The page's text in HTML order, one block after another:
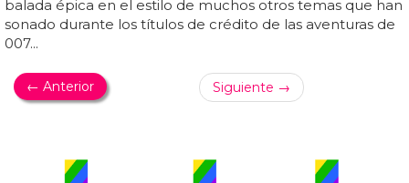
balada épica en el estilo de muchos otros temas que han
sonado durante los títulos de crédito de las aventuras de
007...
← Anterior Siguiente →